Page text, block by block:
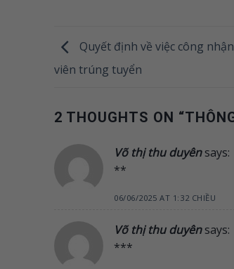
Quyết định về việc công
viên trúng tuyển
2 THOUGHTS ON “
Võ thị thu duyên says:
**
06/06/2025 AT 1:32 CHIỀU
Võ thị thu duyên says:
***